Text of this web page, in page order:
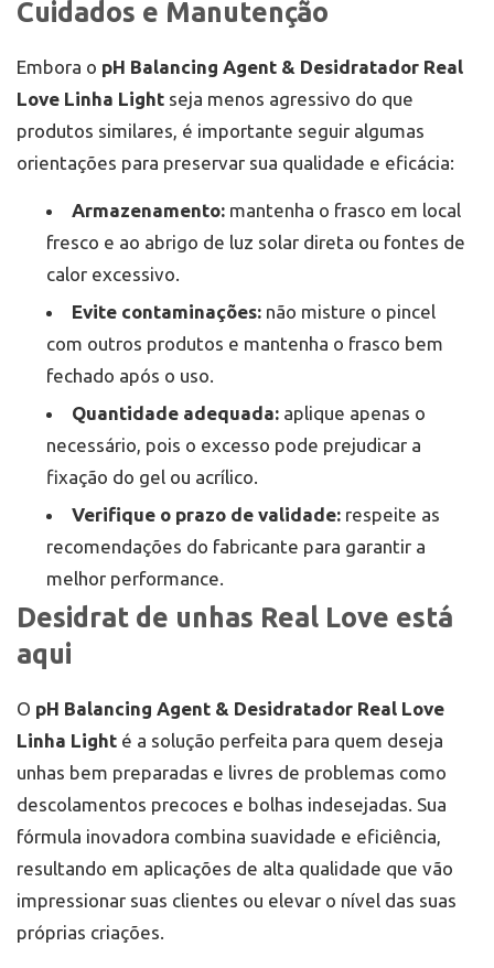
Cuidados e Manutenção
Embora o pH Balancing Agent & Desidratador Real
Love Linha Light seja menos agressivo do que
produtos similares, é importante seguir algumas
orientações para preservar sua qualidade e eficácia:
Armazenamento: mantenha o frasco em local
fresco e ao abrigo de luz solar direta ou fontes de
calor excessivo.
Evite contaminações: não misture o pincel
com outros produtos e mantenha o frasco bem
fechado após o uso.
Quantidade adequada: aplique apenas o
necessário, pois o excesso pode prejudicar a
fixação do gel ou acrílico.
Verifique o prazo de validade: respeite as
recomendações do fabricante para garantir a
melhor performance.
Desidrat de unhas Real Love está
aqui
O pH Balancing Agent & Desidratador Real Love
Linha Light é a solução perfeita para quem deseja
unhas bem preparadas e livres de problemas como
descolamentos precoces e bolhas indesejadas. Sua
fórmula inovadora combina suavidade e eficiência,
resultando em aplicações de alta qualidade que vão
impressionar suas clientes ou elevar o nível das suas
próprias criações.